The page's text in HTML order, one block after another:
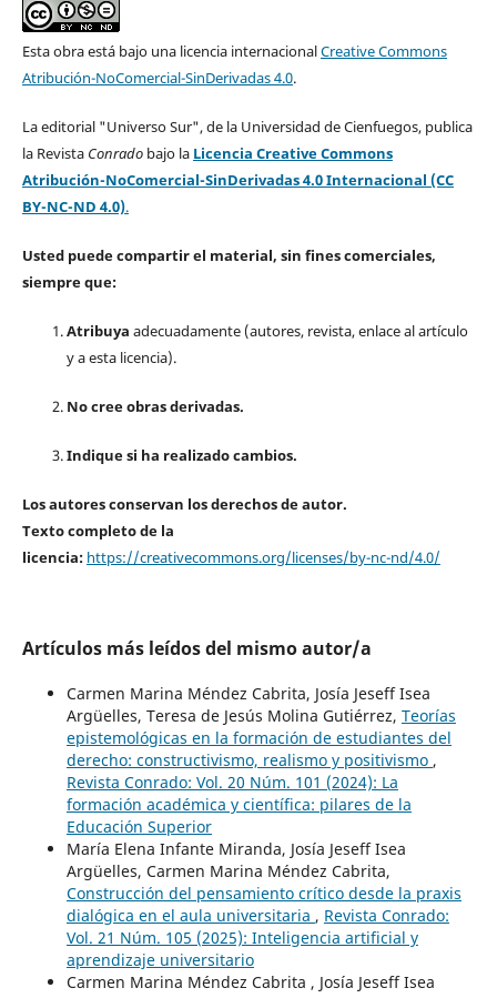
Esta obra está bajo una licencia internacionalCreative Commons
Atribución-NoComercial-SinDerivadas 4.0.
La editorial "Universo Sur", de la Universidad de Cienfuegos, publica
la Revista Conradobajo la Licencia Creative Commons
Atribución-NoComercial-SinDerivadas 4.0 Internacional (CC
BY-NC-ND 4.0).
Usted puede compartir el material, sin fines comerciales,
siempre que:
Atribuya adecuadamente (autores, revista, enlace al artículo
y a esta licencia).
No cree obras derivadas.
Indique si ha realizado cambios.
Los autores conservan los derechos de autor.
Texto completo de la
licencia: https://creativecommons.org/licenses/by-nc-nd/4.0/
Artículos más leídos del mismo autor/a
Carmen Marina Méndez Cabrita, Josía Jeseff Isea
Argüelles, Teresa de Jesús Molina Gutiérrez, Teorías
epistemológicas en la formación de estudiantes del
derecho: constructivismo, realismo y positivismo ,
Revista Conrado: Vol. 20 Núm. 101 (2024): La
formación académica y científica: pilares de la
Educación Superior
María Elena Infante Miranda, Josía Jeseff Isea
Argüelles, Carmen Marina Méndez Cabrita,
Construcción del pensamiento crítico desde la praxis
dialógica en el aula universitaria , Revista Conrado:
Vol. 21 Núm. 105 (2025): Inteligencia artificial y
aprendizaje universitario
Carmen Marina Méndez Cabrita , Josía Jeseff Isea